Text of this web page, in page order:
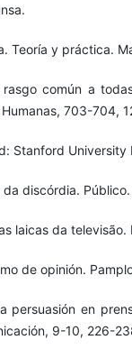
Teoría y práctica.
común a
703-704,
Stanford University
discórdia. Público.
laicas da televisão.
de opinión.
persuasión en
9-10, 226-